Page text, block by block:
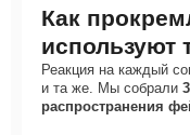
Как
используют
Реакция на каждый
и та же. Мы собрали
распространения